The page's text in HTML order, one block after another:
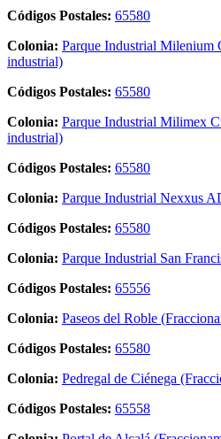
Códigos Postales: 65580
Colonia: Parque Industrial Milenium
industrial)
Códigos Postales: 65580
Colonia: Parque Industrial Milimex
industrial)
Códigos Postales: 65580
Colonia: Parque Industrial Nexxus
Códigos Postales: 65580
Colonia: Parque Industrial San
Códigos Postales: 65556
Colonia: Paseos del Roble
Códigos Postales: 65580
Colonia: Pedregal de Ciénega
Códigos Postales: 65558